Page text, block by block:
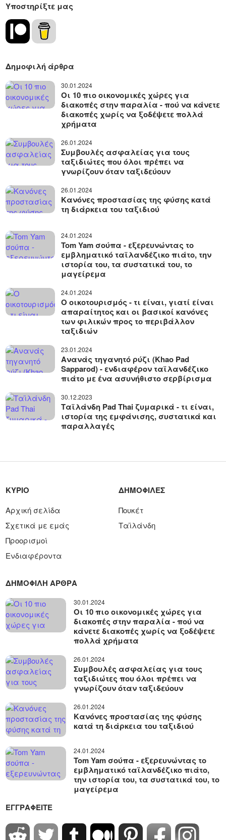
Υποστηρίξτε μας
Δημοφιλή άρθρα
30.01.2024
Οι 10 πιο οικονομικές χώρες για
διακοπές στην παραλία - πού να κάνετε
διακοπές χωρίς να ξοδέψετε πολλά
χρήματα
26.01.2024
Συμβουλές ασφαλείας για τους
ταξιδιώτες που όλοι πρέπει να
γνωρίζουν όταν ταξιδεύουν
26.01.2024
Κανόνες προστασίας της φύσης κατά
τη διάρκεια του ταξιδιού
24.01.2024
Tom Yam σούπα - εξερευνώντας το
εμβληματικό ταϊλανδέζικο πιάτο, την
ιστορία του, τα συστατικά του, το
μαγείρεμα
24.01.2024
Ο οικοτουρισμός - τι είναι, γιατί είναι
απαραίτητος και οι βασικοί κανόνες
των φιλικών προς το περιβάλλον
ταξιδιών
23.01.2024
Ανανάς τηγανητό ρύζι (Khao Pad
Sapparod) - ενδιαφέρον ταϊλανδέζικο
πιάτο με ένα ασυνήθιστο σερβίρισμα
30.12.2023
Ταϊλάνδη Pad Thai ζυμαρικά - τι είναι,
ιστορία της εμφάνισης, συστατικά και
παραλλαγές
ΚΎΡΙΟ
Αρχική σελίδα
Σχετικά με εμάς
Προορισμοί
Ενδιαφέροντα
ΔΗΜΟΦΙΛΈΣ
Πουκέτ
Ταϊλάνδη
ΔΗΜΟΦΙΛΉ ΆΡΘΡΑ
30.01.2024
Οι 10 πιο οικονομικές χώρες για
διακοπές στην παραλία - πού να
κάνετε διακοπές χωρίς να ξοδέψετε
πολλά χρήματα
26.01.2024
Συμβουλές ασφαλείας για τους
ταξιδιώτες που όλοι πρέπει να
γνωρίζουν όταν ταξιδεύουν
26.01.2024
Κανόνες προστασίας της φύσης
κατά τη διάρκεια του ταξιδιού
24.01.2024
Tom Yam σούπα - εξερευνώντας το
εμβληματικό ταϊλανδέζικο πιάτο,
την ιστορία του, τα συστατικά του, το
μαγείρεμα
ΕΓΓΡΑΦΕΊΤΕ